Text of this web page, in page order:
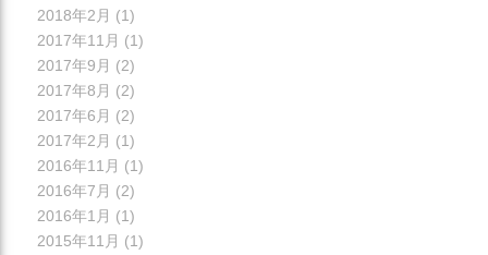
2018年2月 (1)
2017年11月 (1)
2017年9月 (2)
2017年8月 (2)
2017年6月 (2)
2017年2月 (1)
2016年11月 (1)
2016年7月 (2)
2016年1月 (1)
2015年11月 (1)